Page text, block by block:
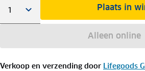
Plaats in
Alleen online
Verkoop en verzending door Lifegoods